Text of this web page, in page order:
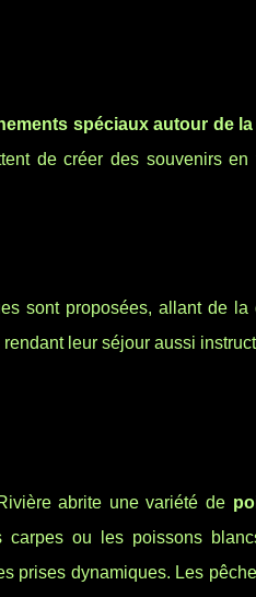
spéciaux autour de
de créer des souvenirs
sont proposées, allant de la
rendant leur séjour aussi
abrite une variété de
carpes ou les poissons
prises dynamiques. Les